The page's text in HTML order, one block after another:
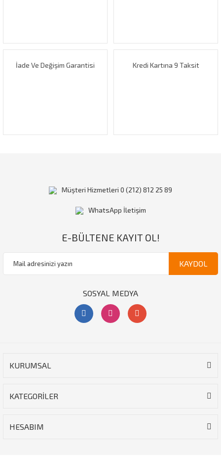
İade Ve Değişim Garantisi Kredi Kartına 9 Taksit
KURUMSAL
KATEGORİLER
HESABIM
Müşteri Hizmetleri 0 (212) 812 25 89
WhatsApp İletişim
E-BÜLTENE KAYIT OL!
KAYDOL
SOSYAL MEDYA